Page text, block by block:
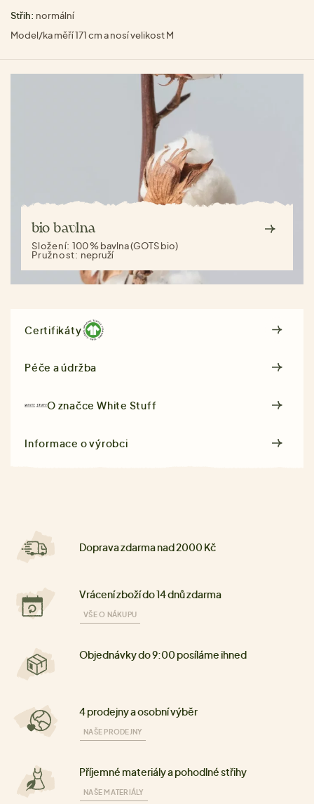
Střih: normální
Model/ka měří 171 cm a nosí velikost M
bio bavlna
Složení:100 % bavlna (GOTS bio)
Pružnost: nepruží
Certifikáty
Péče a údržba
O značceWhite Stuff
Informace o výrobci
Doprava zdarma nad 2000 Kč
Vrácení zboží do 14 dnů zdarma
VŠE O NÁKUPU
Objednávky do 9:00 posíláme ihned
4 prodejny a osobní výběr
NAŠE PRODEJNY
Příjemné materiály a pohodlné střihy
NAŠE MATERIÁLY